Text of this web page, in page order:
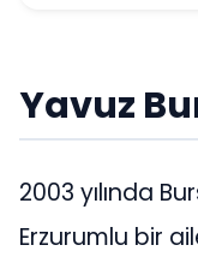
Yavuz
2003 yılında
Erzurumlu bir